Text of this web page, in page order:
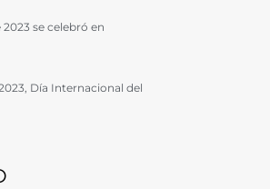
2023 se celebró en
Día Internacional del